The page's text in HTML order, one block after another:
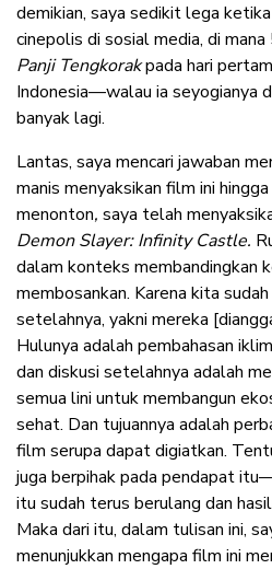
demikian, saya sedikit lega
cinepolis di sosial media, di
Panji Tengkorakpada hari
Indonesia—walau ia seyogianya
banyak lagi.
Lantas, saya mencari jawaban
manis menyaksikan film ini
menonton, saya telah
Demon Slayer: Infinity Castle.
dalam konteks membandingkan
membosankan. Karena kita
setelahnya, yakni mereka
Hulunya adalah pembahasan
dan diskusi setelahnya adalah
semua lini untuk membangun
sehat. Dan tujuannya adalah
film serupa dapat digiatkan.
juga berpihak pada pendapat
itu sudah terus berulang dan
Maka dari itu, dalam tulisan ini,
menunjukkan mengapa film ini